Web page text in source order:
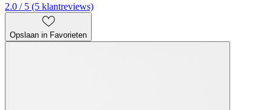
2.0 / 5 (5 klantreviews)
Opslaan in Favorieten